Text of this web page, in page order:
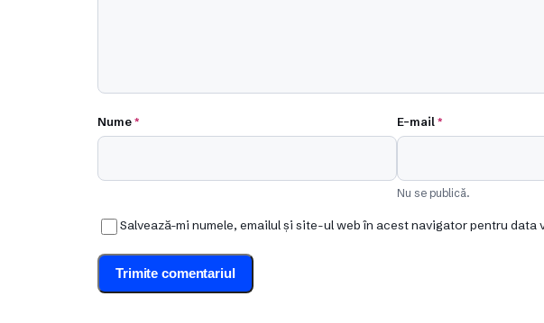
Nume* E-mail*
Nu se publică.
Salvează-mi numele, emailul și site-ul web în acest navigator pentru